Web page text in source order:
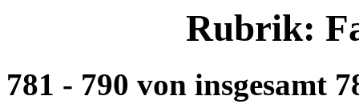
Rubrik:
781 - 790 von insgesamt